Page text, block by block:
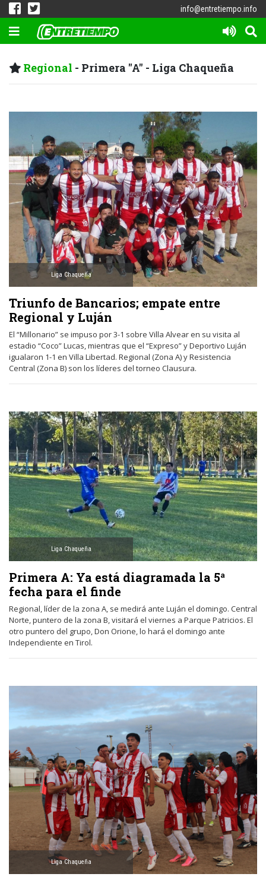
info@entretiempo.info
Regional - Primera "A" - Liga Chaqueña
Liga Chaqueña
Triunfo de Bancarios; empate entre
Regional y Luján
El “Millonario” se impuso por 3-1 sobre Villa Alvear en su visita al
estadio “Coco” Lucas, mientras que el “Expreso” y Deportivo Luján
igualaron 1-1 en Villa Libertad. Regional (Zona A) y Resistencia
Central (Zona B) son los líderes del torneo Clausura.
Liga Chaqueña
Primera A: Ya está diagramada la 5ª
fecha para el finde
Regional, líder de la zona A, se medirá ante Luján el domingo. Central
Norte, puntero de la zona B, visitará el viernes a Parque Patricios. El
otro puntero del grupo, Don Orione, lo hará el domingo ante
Independiente en Tirol.
Liga Chaqueña